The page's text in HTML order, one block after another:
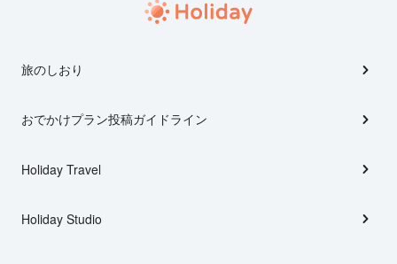
旅のしおり
おでかけプラン投稿ガイドライン
Holiday Travel
Holiday Studio